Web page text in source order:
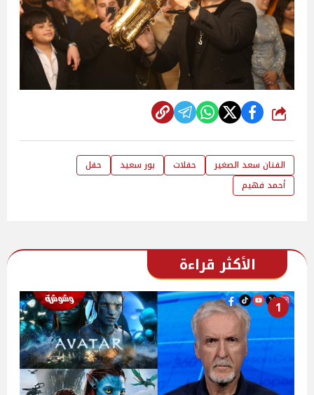
شارك
الفنان سعد الصغير حفلات بور سعيد
حفل
أحمد فهيم
الأكثر قراءة
1